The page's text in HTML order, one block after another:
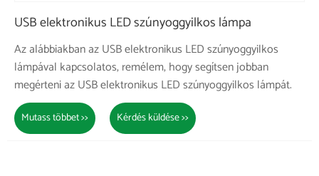
USB elektronikus LED szúnyoggyilkos lámpa
Az alábbiakban az USB elektronikus LED szúnyoggyilkos
lámpával kapcsolatos, remélem, hogy segítsen jobban
megérteni az USB elektronikus LED szúnyoggyilkos lámpát.
Mutass többet >> Kérdés küldése >>